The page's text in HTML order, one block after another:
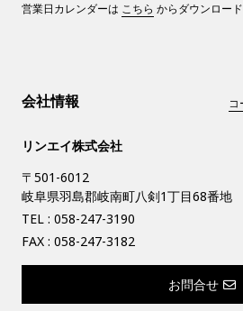
営業日カレンダーは こちら からダウンロー
会社情報 コ
リンエイ株式会社
〒501-6012
岐阜県羽島郡岐南町八剣1丁目68番地
TEL : 058-247-3190
FAX : 058-247-3182
お問合せ